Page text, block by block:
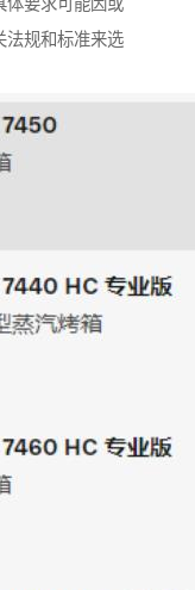
法规和标准来选